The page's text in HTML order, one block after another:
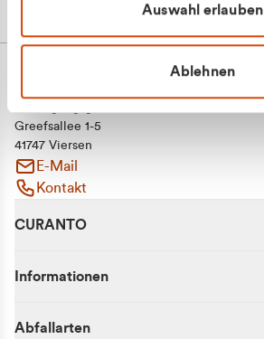
Auswahl erlauben
Ablehnen
Greefsallee 1-5
41747 Viersen
E-Mail
Kontakt
CURANTO
Informationen
Abfallarten